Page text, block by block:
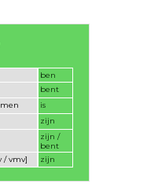
ben
bent
is
zijn
zijn /
bent
/ vmv]
zijn